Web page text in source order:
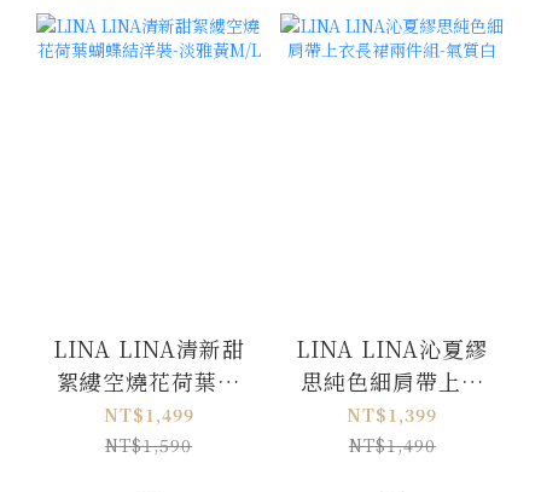
LINA LINA清新甜
絮縷空燒花荷葉蝴
蝶結洋裝-淡雅黃
M/L
NT$1,499
NT$1,590
LINA LINA沁夏繆
思純色細肩帶上衣
長裙兩件組-氣質白
NT$1,399
NT$1,490